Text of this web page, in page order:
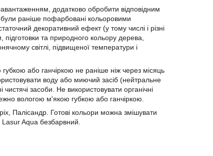
додатково обробити відповідним
раніше пофарбовані кольоровими
декоративний ефект (у тому числі і різні
підготовки та природного кольору дерева,
світлі, підвищеної температури і
або ганчіркою не раніше ніж через місяць
воду або миючий засіб (нейтральне
засоби. Не використовувати органічні
вологою м'якою губкою або ганчіркою.
Палісандр. Готові кольори можна змішувати
Aqua безбарвний.